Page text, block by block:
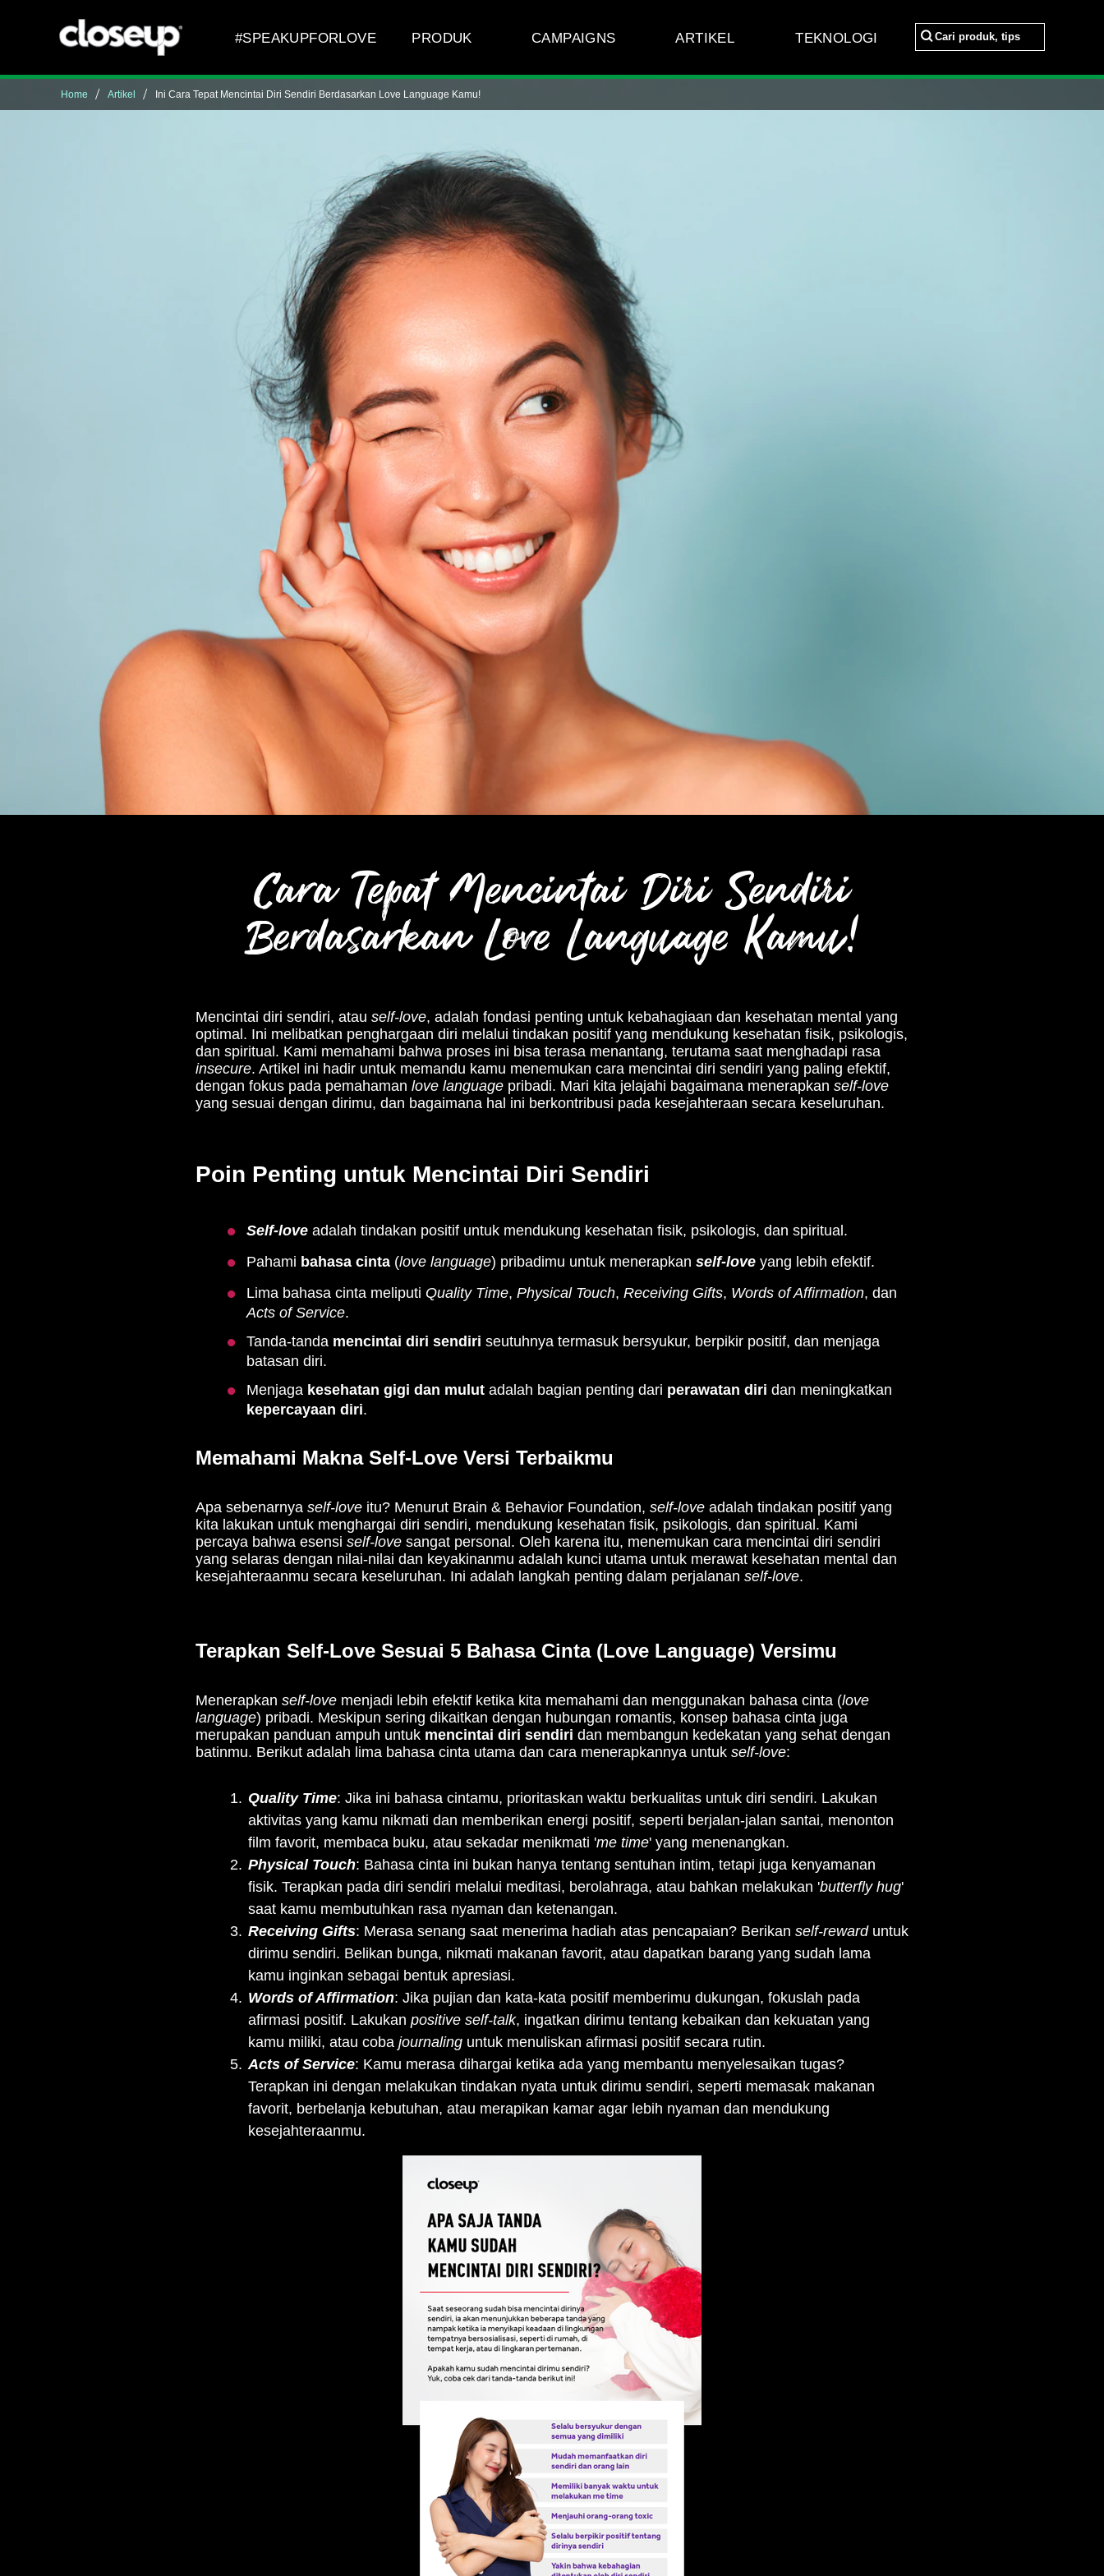
Skip to content #SPEAKUPFORLOVE PRODUK CAMPAIGNS ARTIKEL TEKNOLOGI Cari produk, tips
Cari produk, tips
Home Artikel Ini Cara Tepat Mencintai Diri Sendiri Berdasarkan Love Language Kamu!
Cara Tepat Mencintai Diri Sendiri
Berdasarkan Love Language Kamu!
Mencintai diri sendiri, atau self-love, adalah fondasi penting untuk kebahagiaan dan kesehatan mental yang
optimal. Ini melibatkan penghargaan diri melalui tindakan positif yang mendukung kesehatan fisik, psikologis,
dan spiritual. Kami memahami bahwa proses ini bisa terasa menantang, terutama saat menghadapi rasa
insecure. Artikel ini hadir untuk memandu kamu menemukan cara mencintai diri sendiri yang paling efektif,
dengan fokus pada pemahaman love language pribadi. Mari kita jelajahi bagaimana menerapkan self-love
yang sesuai dengan dirimu, dan bagaimana hal ini berkontribusi pada kesejahteraan secara keseluruhan.
Poin Penting untuk Mencintai Diri Sendiri
Self-loveadalah tindakan positif untuk mendukung kesehatan fisik, psikologis, dan spiritual.
Pahami bahasa cinta(love language) pribadimu untuk menerapkan self-loveyang lebih efektif.
Lima bahasa cinta meliputi Quality Time, Physical Touch, Receiving Gifts, Words of Affirmation, dan
Acts of Service.
Tanda-tanda mencintai diri sendiri seutuhnya termasuk bersyukur, berpikir positif, dan menjaga
batasan diri.
Menjaga kesehatan gigi dan mulutadalah bagian penting dari perawatan diri dan meningkatkan
kepercayaan diri.
Memahami Makna Self-Love Versi Terbaikmu
Apa sebenarnya self-love itu? Menurut Brain & Behavior Foundation, self-love adalah tindakan positif yang
kita lakukan untuk menghargai diri sendiri, mendukung kesehatan fisik, psikologis, dan spiritual. Kami
percaya bahwa esensi self-love sangat personal. Oleh karena itu, menemukan cara mencintai diri sendiri
yang selaras dengan nilai-nilai dan keyakinanmu adalah kunci utama untuk merawat kesehatan mental dan
kesejahteraanmu secara keseluruhan. Ini adalah langkah penting dalam perjalanan self-love.
Terapkan Self-Love Sesuai 5 Bahasa Cinta (Love Language) Versimu
Menerapkan self-love menjadi lebih efektif ketika kita memahami dan menggunakan bahasa cinta (love
language) pribadi. Meskipun sering dikaitkan dengan hubungan romantis, konsep bahasa cinta juga
merupakan panduan ampuh untuk mencintai diri sendiri dan membangun kedekatan yang sehat dengan
batinmu. Berikut adalah lima bahasa cinta utama dan cara menerapkannya untuk self-love:
Quality Time: Jika ini bahasa cintamu, prioritaskan waktu berkualitas untuk diri sendiri. Lakukan
aktivitas yang kamu nikmati dan memberikan energi positif, seperti berjalan-jalan santai, menonton
film favorit, membaca buku, atau sekadar menikmati 'me time' yang menenangkan.
Physical Touch: Bahasa cinta ini bukan hanya tentang sentuhan intim, tetapi juga kenyamanan
fisik. Terapkan pada diri sendiri melalui meditasi, berolahraga, atau bahkan melakukan 'butterfly hug'
saat kamu membutuhkan rasa nyaman dan ketenangan.
Receiving Gifts: Merasa senang saat menerima hadiah atas pencapaian? Berikan self-rewarduntuk
dirimu sendiri. Belikan bunga, nikmati makanan favorit, atau dapatkan barang yang sudah lama
kamu inginkan sebagai bentuk apresiasi.
Words of Affirmation: Jika pujian dan kata-kata positif memberimu dukungan, fokuslah pada
afirmasi positif. Lakukan positive self-talk, ingatkan dirimu tentang kebaikan dan kekuatan yang
kamu miliki, atau coba journalinguntuk menuliskan afirmasi positif secara rutin.
Acts of Service: Kamu merasa dihargai ketika ada yang membantu menyelesaikan tugas?
Terapkan ini dengan melakukan tindakan nyata untuk dirimu sendiri, seperti memasak makanan
favorit, berbelanja kebutuhan, atau merapikan kamar agar lebih nyaman dan mendukung
kesejahteraanmu.